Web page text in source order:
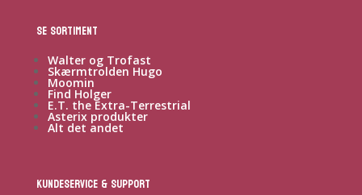
Se sortiment
Walter og Trofast
Skærmtrolden Hugo
Moomin
Find Holger
E.T. the Extra-Terrestrial
Asterix produkter
Alt det andet
Kundeservice & Support